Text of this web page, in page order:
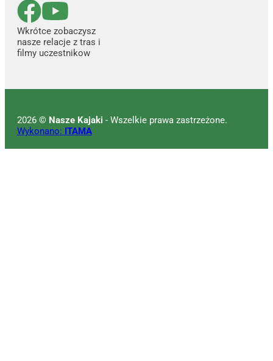
Wkrótce zobaczysz
nasze relacje z tras i
filmy uczestnikow
2026 © Nasze Kajaki - Wszelkie prawa zastrzeżone.
Wykonano: ITAMA